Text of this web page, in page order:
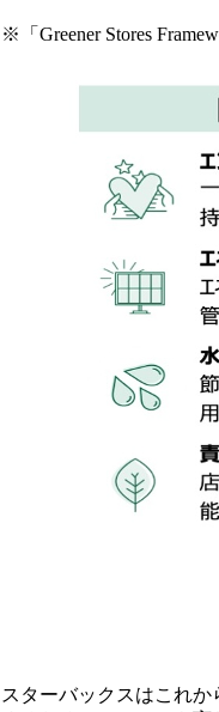
※「Greener Stores
スターバックスはこれ